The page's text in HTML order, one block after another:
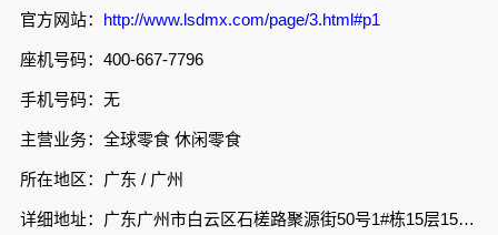
官方网站： http://www.lsdmx.com/page/3.html#p1
座机号码：400-667-7796
手机号码：无
主营业务：全球零食 休闲零食
所在地区：广东 / 广州
详细地址：广东广州市白云区石槎路聚源街50号1#栋15层1508室